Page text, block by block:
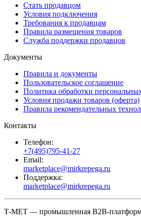
Стать продавцом
Условия подключения
Требования к продавцам
Правила размещения товаров
Служба поддержки продавцов
Документы
Правила и документы
Пользовательское соглашение
Политика обработки
Условия продажи товаров (оферта)
Правила рекомендательных
Контакты
Телефон:
+7(495)795-41-27
Email:
marketplace@mirkrepega.ru
Поддержка:
marketplace@mirkrepega.ru
Т-МЕТ — промышленная B2B-